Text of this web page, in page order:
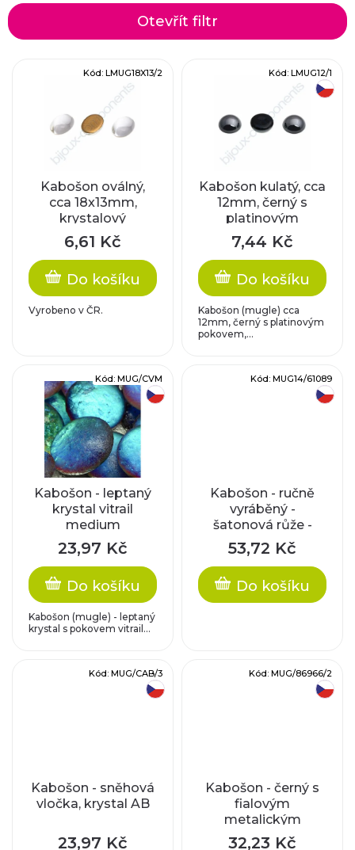
z
Otevřít filtr
Kabošon oválný,
cca 18x13mm,
krystalový
6,61 Kč
Do košíku
Vyrobeno v ČR.
Kód: LMUG18X13/2
Kabošon kulatý, cca
12mm, černý s
platinovým
pokovem
7,44 Kč
Do košíku
Kabošon (mugle) cca
12mm, černý s platinovým
pokovem,...
Kód: LMUG12/1
Kabošon - leptaný
krystal vitrail
medium
23,97 Kč
Do košíku
Kabošon (mugle) - leptaný
krystal s pokovem vitrail...
Kód: MUG/CVM
Kabošon - ručně
vyráběný -
šatonová růže -
růžový opál
53,72 Kč
Do košíku
Kód: MUG14/61089
Kabošon - sněhová
vločka, krystal AB
23,97 Kč
Kód: MUG/CAB/3
Kabošon - černý s
fialovým
metalickým
pokovem
32,23 Kč
Kód: MUG/86966/2